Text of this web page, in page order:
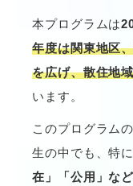
本プログラムは
年度は関東地区
を広げ、散住地
います。
このプログラム
生の中でも、特
在」「公用」な